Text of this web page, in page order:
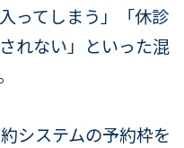
ってしまう」「休診
れない」といった混
システムの予約枠を